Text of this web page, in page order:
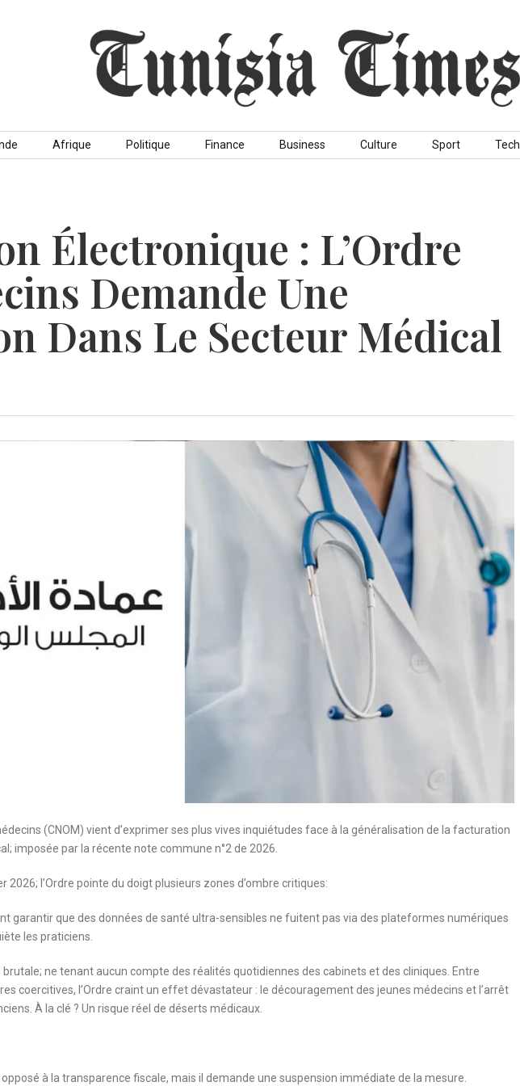
Afrique Politique Finance Business Culture Sport Tech
Électronique : L’Ordre
Demande Une
Dans Le Secteur Médical
(CNOM) vient d’exprimer ses plus vives inquiétudes face à la généralisation de la facturation
imposée par la récente note commune n°2 de 2026.
2026; l’Ordre pointe du doigt plusieurs zones d’ombre critiques:
garantir que des données de santé ultra-sensibles ne fuitent pas via des plateformes numériques
les praticiens.
ne tenant aucun compte des réalités quotidiennes des cabinets et des cliniques. Entre
coercitives, l’Ordre craint un effet dévastateur : le découragement des jeunes médecins et l’arrêt
À la clé ? Un risque réel de déserts médicaux.
opposé à la transparence fiscale, mais il demande une suspension immédiate de la mesure.